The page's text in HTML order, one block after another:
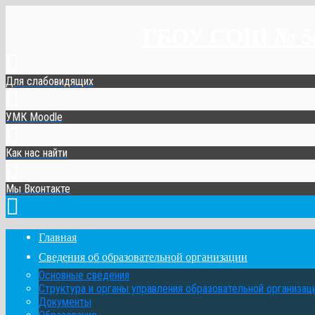
Для слабовидящих
УМК Moodle
Как нас найти
Мы Вконтакте
Главная
Сведения об образовательной организации
Основные сведения
Структура и органы управления образовательной
Документы